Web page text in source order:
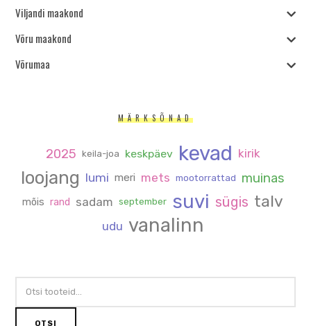
Viljandi maakond
Võru maakond
Võrumaa
MÄRKSÕNAD
2025 keila-joa keskpäev kevad kirik
loojang lumi meri mets mootorrattad muinas
mõis rand sadam september suvi sügis talv
udu vanalinn
OTSI